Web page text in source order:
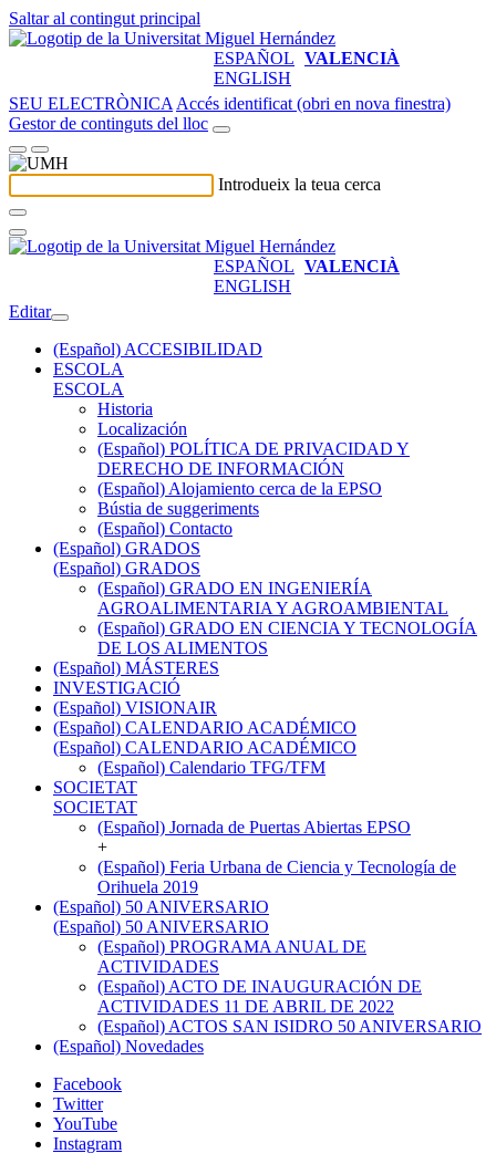
Saltar al contingut principal
ESPAÑOL VALENCIÀ
ENGLISH
SEU ELECTRÒNICA Accés identificat (obri en nova finestra)
Gestor de continguts del lloc
Introdueix la teua cerca
ESPAÑOL VALENCIÀ
ENGLISH
Editar
(Español) ACCESIBILIDAD
ESCOLA
ESCOLA
Historia
Localización
(Español) POLÍTICA DE PRIVACIDAD Y
DERECHO DE INFORMACIÓN
(Español) Alojamiento cerca de la EPSO
Bústia de suggeriments
(Español) Contacto
(Español) GRADOS
(Español) GRADOS
(Español) GRADO EN INGENIERÍA
AGROALIMENTARIA Y AGROAMBIENTAL
(Español) GRADO EN CIENCIA Y TECNOLOGÍA
DE LOS ALIMENTOS
(Español) MÁSTERES
INVESTIGACIÓ
(Español) VISIONAIR
(Español) CALENDARIO ACADÉMICO
(Español) CALENDARIO ACADÉMICO
(Español) Calendario TFG/TFM
SOCIETAT
SOCIETAT
(Español) Jornada de Puertas Abiertas EPSO
+
(Español) Feria Urbana de Ciencia y Tecnología de
Orihuela 2019
(Español) 50 ANIVERSARIO
(Español) 50 ANIVERSARIO
(Español) PROGRAMA ANUAL DE
ACTIVIDADES
(Español) ACTO DE INAUGURACIÓN DE
ACTIVIDADES 11 DE ABRIL DE 2022
(Español) ACTOS SAN ISIDRO 50 ANIVERSARIO
(Español) Novedades
Facebook
Twitter
YouTube
Instagram